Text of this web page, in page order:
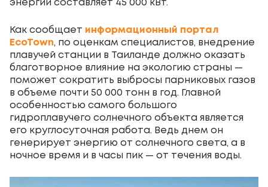
энергии составляет 45 000 кВт.
Как сообщает информационный портал
EcoTown, по оценкам специалистов, внедрение
плавучей станции в Таиланде должно оказать
благотворное влияние на экологию страны —
поможет сократить выбросы парниковых газов
в объеме почти 50 000 тонн в год. Главной
особенностью самого большого
гидроплавучего солнечного объекта является
его круглосуточная работа. Ведь днем он
генерирует энергию от солнечного света, а в
ночное время и в часы пик — от течения воды.